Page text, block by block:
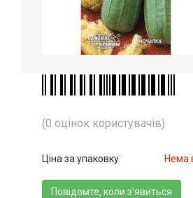
(0 оцінок користувачів)
Ціна за упаковку Нема
Повідомте, коли з'явиться